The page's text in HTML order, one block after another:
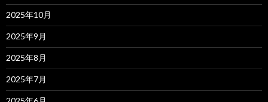
2025年10月
2025年9月
2025年8月
2025年7月